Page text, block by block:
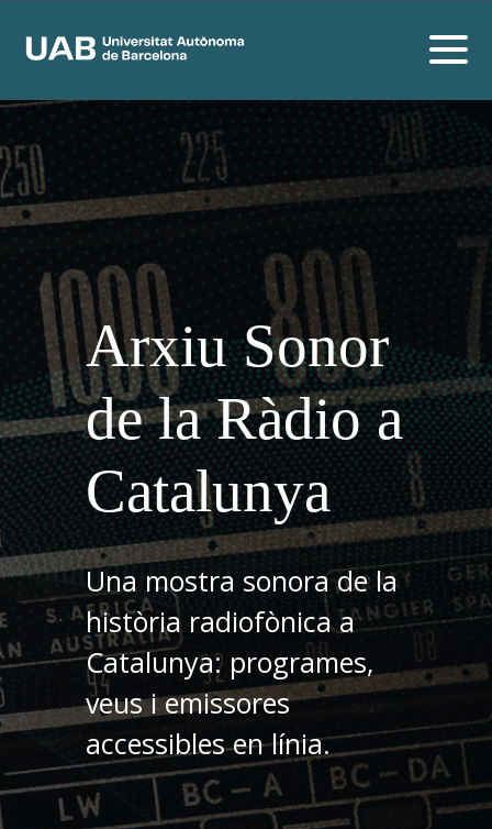
Arxiu Sonor
de la Ràdio a
Catalunya
Una mostra sonora de la
història radiofònica a
Catalunya: programes,
veus i emissores
accessibles en línia.